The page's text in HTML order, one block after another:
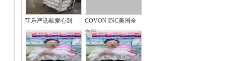
菲乐严选献爱心到
COVON INC美国全
意医